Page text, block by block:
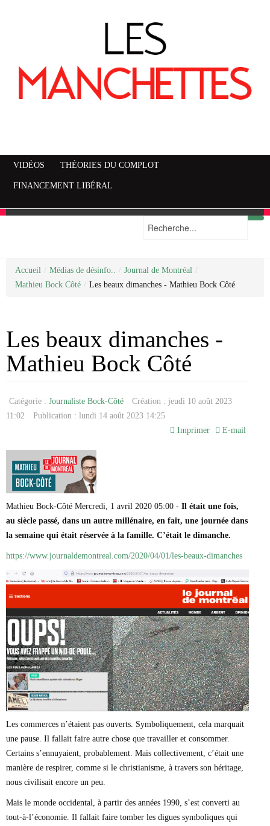
VIDÉOS THÉORIES DU COMPLOT
FINANCEMENT LIBÉRAL
Plan du site
Nous joindre
Mise en garde
Juridique
Allimentation/santé
Recettes
Arnaque
Pharmaceutique
Médicaments
Collège des medecins
Comptable
Traduction
Categorie
Justice / faits divers
Personnalité publique
Politique
Claude Villeneuve
Denise Bombardier
Elsie Lefebvre
Emmanuelle Latraverse
Gilles Proulx
Guillaume St-Pierre
Josée Legault
Karine Gagnon
Loic Tassé
Madeleine Pilote-Côté
Marc-André Leclerc
Michel Girard
Mario Dumont
Mathieu Bock Côté
Nathalie Elgrably
Normand Lester
Pierre Martin
Remi Nadeau
Richard Béliveau
Richard Martineau
Réjean Parent
Steve E. Fortin
Sophie Durocher
Thomas Mulcair
Véronyque Tremblay
Accueil / Médias de désinfo.. / Journal de Montréal /
Mathieu Bock Côté / Les beaux dimanches - Mathieu Bock Côté
Les beaux dimanches -
Mathieu Bock Côté
Catégorie : Journaliste Bock-Côté
Création : jeudi 10 août 2023
11:02
Publication : lundi 14 août 2023 14:25
Imprimer
E-mail
Mathieu Bock-Côté Mercredi, 1 avril 2020 05:00 - Il était une fois,
au siècle passé, dans un autre millénaire, en fait, une journée dans
la semaine qui était réservée à la famille. C’était le dimanche.
https://www.journaldemontreal.com/2020/04/01/les-beaux-dimanches
Les commerces n’étaient pas ouverts. Symboliquement, cela marquait
une pause. Il fallait faire autre chose que travailler et consommer.
Certains s’ennuyaient, probablement. Mais collectivement, c’était une
manière de respirer, comme si le christianisme, à travers son héritage,
nous civilisait encore un peu.
Mais le monde occidental, à partir des années 1990, s’est converti au
tout-à-l’économie. Il fallait faire tomber les digues symboliques qui